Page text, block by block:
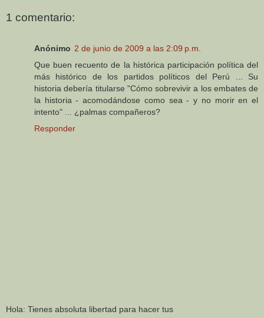
1 comentario:
Anónimo 2 de junio de 2009 a las 2:09 p.m.
Que buen recuento de la histórica participación política del
más histórico de los partidos políticos del Perú ... Su
historia debería titularse "Cómo sobrevivir a los embates de
la historia - acomodándose como sea - y no morir en el
intento" ... ¿palmas compañeros?
Responder
Hola: Tienes absoluta libertad para hacer tus